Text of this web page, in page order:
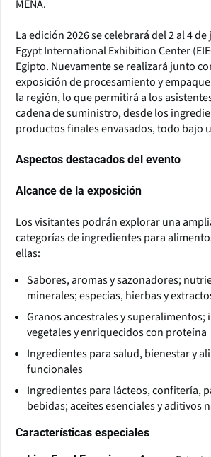
MENA.
La edición 2026 se celebrará del 2 al 4
Egypt International Exhibition Center
Egipto. Nuevamente se realizará junto
exposición de procesamiento y
la región, lo que permitirá a los
cadena de suministro, desde los
productos finales envasados, todo bajo
Aspectos destacados del evento
Alcance de la exposición
Los visitantes podrán explorar una
categorías de ingredientes para
ellas:
Sabores, aromas y sazonadores;
minerales; especias, hierbas y
Granos ancestrales y superalimentos;
vegetales y enriquecidos con proteína
Ingredientes para salud, bienestar y
funcionales
Ingredientes para lácteos, confitería,
bebidas; aceites esenciales y aditivos
Características especiales